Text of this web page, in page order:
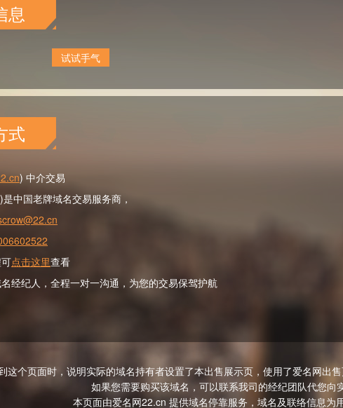
息
试试手气
式
) 中介交易
)是中国老牌域名交易服务商，
点击这里查看
经纪人，全程一对一沟通，为您的交易保驾护航
这个页面时，说明实际的域名持有者设置了本出售展示页，使用了爱名网出
如果您需要购买该域名，可以联系我司的经纪团队代您向
本页面由爱名网22.cn 提供域名停靠服务，域名及联络信息为